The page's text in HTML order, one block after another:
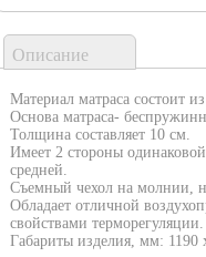
Описание
Материал матраса состоит
Основа матраса-
Толщина составляет 10 см.
Имеет 2 стороны
средней.
Съемный чехол на молнии,
Обладает отличной
свойствами терморегуляции.
Габариты изделия, мм: 1190